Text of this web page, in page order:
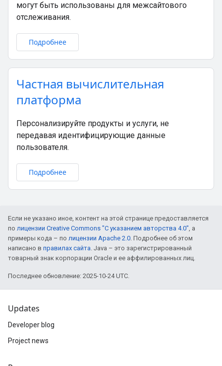
могут быть использованы для межсайтового
отслеживания.
Подробнее
Частная вычислительная
платформа
Персонализируйте продукты и услуги, не
передавая идентифицирующие данные
пользователя.
Подробнее
Если не указано иное, контент на этой странице предоставляется
по лицензии Creative Commons "С указанием авторства 4.0", а
примеры кода – по лицензии Apache 2.0. Подробнее об этом
написано в правилах сайта. Java – это зарегистрированный
товарный знак корпорации Oracle и ее аффилированных лиц.
Последнее обновление: 2025-10-24 UTC.
Updates
Developer blog
Project news